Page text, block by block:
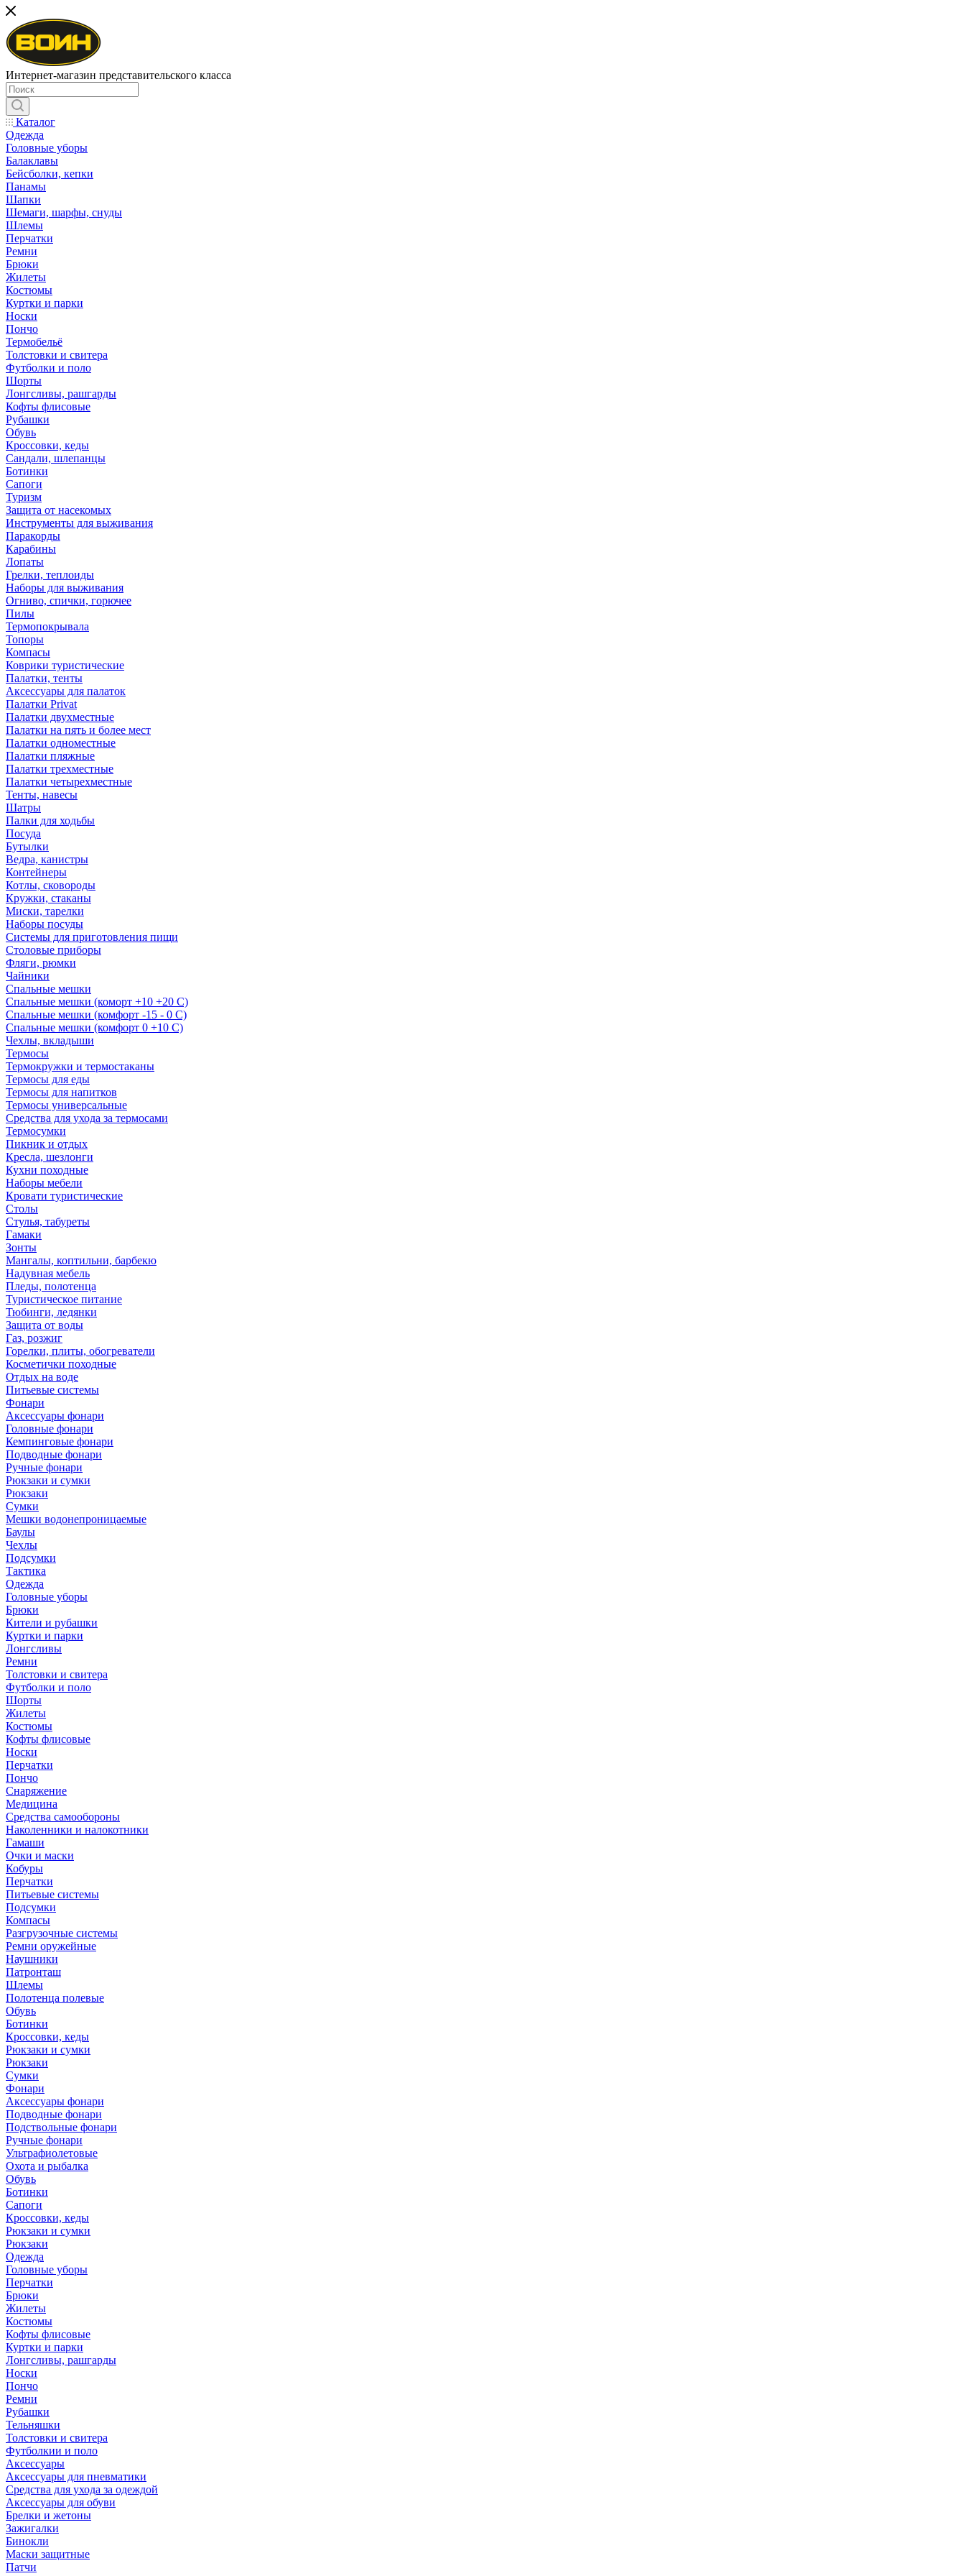
Интернет-магазин представительского класса
Каталог
Одежда
Головные уборы
Балаклавы
Бейсболки, кепки
Панамы
Шапки
Шемаги, шарфы, снуды
Шлемы
Перчатки
Ремни
Брюки
Жилеты
Костюмы
Куртки и парки
Носки
Пончо
Термобельё
Толстовки и свитера
Футболки и поло
Шорты
Лонгсливы, рашгарды
Кофты флисовые
Рубашки
Обувь
Кроссовки, кеды
Сандали, шлепанцы
Ботинки
Сапоги
Туризм
Защита от насекомых
Инструменты для выживания
Паракорды
Карабины
Лопаты
Грелки, теплоиды
Наборы для выживания
Огниво, спички, горючее
Пилы
Термопокрывала
Топоры
Компасы
Коврики туристические
Палатки, тенты
Аксессуары для палаток
Палатки Privat
Палатки двухместные
Палатки на пять и более мест
Палатки одноместные
Палатки пляжные
Палатки трехместные
Палатки четырехместные
Тенты, навесы
Шатры
Палки для ходьбы
Посуда
Бутылки
Ведра, канистры
Контейнеры
Котлы, сковороды
Кружки, стаканы
Миски, тарелки
Наборы посуды
Системы для приготовления пищи
Столовые приборы
Фляги, рюмки
Чайники
Спальные мешки
Спальные мешки (коморт +10 +20 С)
Спальные мешки (комфорт -15 - 0 С)
Спальные мешки (комфорт 0 +10 С)
Чехлы, вкладыши
Термосы
Термокружки и термостаканы
Термосы для еды
Термосы для напитков
Термосы универсальные
Средства для ухода за термосами
Термосумки
Пикник и отдых
Кресла, шезлонги
Кухни походные
Наборы мебели
Кровати туристические
Столы
Стулья, табуреты
Гамаки
Зонты
Мангалы, коптильни, барбекю
Надувная мебель
Пледы, полотенца
Туристическое питание
Тюбинги, ледянки
Защита от воды
Газ, розжиг
Горелки, плиты, обогреватели
Косметички походные
Отдых на воде
Питьевые системы
Фонари
Аксессуары фонари
Головные фонари
Кемпинговые фонари
Подводные фонари
Ручные фонари
Рюкзаки и сумки
Рюкзаки
Сумки
Мешки водонепроницаемые
Баулы
Чехлы
Подсумки
Тактика
Одежда
Головные уборы
Брюки
Кители и рубашки
Куртки и парки
Лонгсливы
Ремни
Толстовки и свитера
Футболки и поло
Шорты
Жилеты
Костюмы
Кофты флисовые
Носки
Перчатки
Пончо
Снаряжение
Медицина
Средства самообороны
Наколенники и налокотники
Гамаши
Очки и маски
Кобуры
Перчатки
Питьевые системы
Подсумки
Компасы
Разгрузочные системы
Ремни оружейные
Наушники
Патронташ
Шлемы
Полотенца полевые
Обувь
Ботинки
Кроссовки, кеды
Рюкзаки и сумки
Рюкзаки
Сумки
Фонари
Аксессуары фонари
Подводные фонари
Подствольные фонари
Ручные фонари
Ультрафиолетовые
Охота и рыбалка
Обувь
Ботинки
Сапоги
Кроссовки, кеды
Рюкзаки и сумки
Рюкзаки
Одежда
Головные уборы
Перчатки
Брюки
Жилеты
Костюмы
Кофты флисовые
Куртки и парки
Лонгсливы, рашгарды
Носки
Пончо
Ремни
Рубашки
Тельняшки
Толстовки и свитера
Футболкии и поло
Аксессуары
Аксессуары для пневматики
Средства для ухода за одеждой
Аксессуары для обуви
Брелки и жетоны
Зажигалки
Бинокли
Маски защитные
Патчи